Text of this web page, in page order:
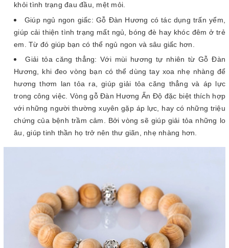
khỏi tình trạng đau đầu, mệt mỏi.
Giúp ngủ ngon giấc: Gỗ Đàn Hương có tác dụng trấn yểm,
giúp cải thiện tình trạng mất ngủ, bóng đè hay khóc đêm ở trẻ
em. Từ đó giúp bạn có thể ngủ ngon và sâu giấc hơn.
Giải tỏa căng thẳng: Với mùi hương tự nhiên từ Gỗ Đàn
Hương, khi đeo vòng bạn có thể dùng tay xoa nhẹ nhàng để
hương thơm lan tỏa ra, giúp giải tỏa căng thẳng và áp lực
trong công việc. Vòng gỗ Đàn Hương Ấn Độ đặc biệt thích hợp
với những người thường xuyên gặp áp lực, hay có những triệu
chứng của bệnh trầm cảm. Bởi vòng sẽ giúp giải tỏa những lo
âu, giúp tinh thần họ trở nên thư giãn, nhẹ nhàng hơn.